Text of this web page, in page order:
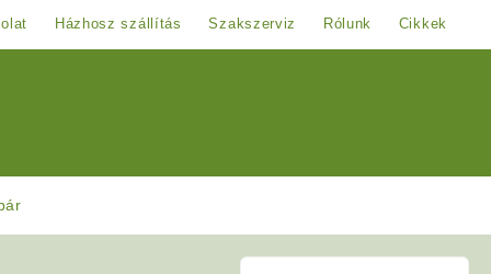
Házhosz szállítás Szakszerviz Rólunk Cikkek